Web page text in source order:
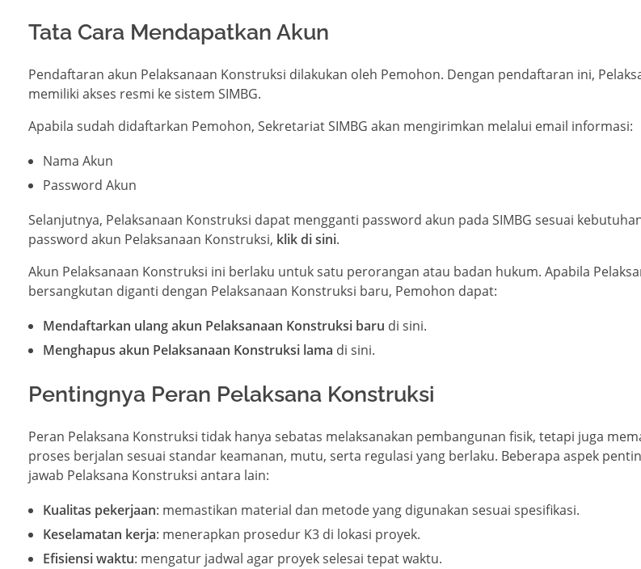
Tata Cara Mendapatkan Akun
Pendaftaran akun Pelaksanaan Konstruksi dilakukan oleh Pemohon. Dengan pendaftaran ini,
memiliki akses resmi ke sistem SIMBG.
Apabila sudah didaftarkan Pemohon, Sekretariat SIMBG akan mengirimkan melalui email informasi:
Nama Akun
Password Akun
Selanjutnya, Pelaksanaan Konstruksi dapat mengganti password akun pada SIMBG sesuai
password akun Pelaksanaan Konstruksi, klik di sini.
Akun Pelaksanaan Konstruksi ini berlaku untuk satu perorangan atau badan hukum. Apabila
bersangkutan diganti dengan Pelaksanaan Konstruksi baru, Pemohon dapat:
Mendaftarkan ulang akun Pelaksanaan Konstruksi baru di sini.
Menghapus akun Pelaksanaan Konstruksi lama di sini.
Pentingnya Peran Pelaksana Konstruksi
Peran Pelaksana Konstruksi tidak hanya sebatas melaksanakan pembangunan fisik, tetapi juga
proses berjalan sesuai standar keamanan, mutu, serta regulasi yang berlaku. Beberapa aspek
jawab Pelaksana Konstruksi antara lain:
Kualitas pekerjaan: memastikan material dan metode yang digunakan sesuai spesifikasi.
Keselamatan kerja: menerapkan prosedur K3 di lokasi proyek.
Efisiensi waktu: mengatur jadwal agar proyek selesai tepat waktu.